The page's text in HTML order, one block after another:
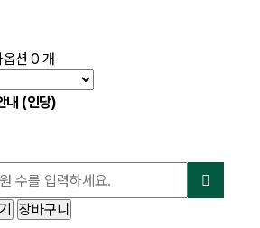
옵션 0 개
내 (인당)
장바구니